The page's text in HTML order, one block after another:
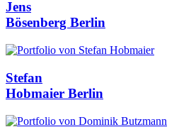
Jens
Bösenberg Berlin
Stefan
Hobmaier Berlin